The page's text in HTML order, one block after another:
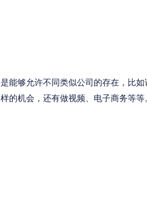
能够允许不同类似公司的存在，比如
的机会，还有做视频、电子商务等等